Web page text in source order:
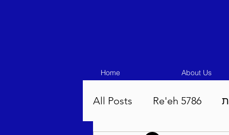
Home About Us
All Posts Re'eh 5786